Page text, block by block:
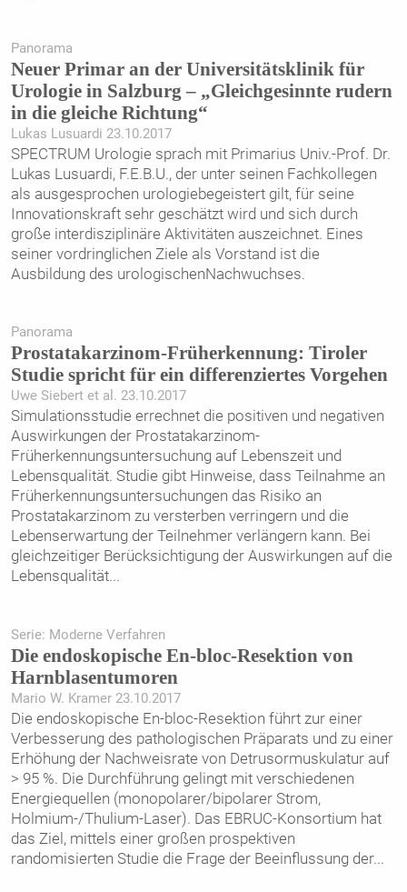
Panorama
Neuer Primar an der Universitätsklinik für
Urologie in Salzburg – „Gleichgesinnte rudern
in die gleiche Richtung“
Lukas Lusuardi 23.10.2017
SPECTRUM Urologie sprach mit Primarius Univ.-Prof. Dr.
Lukas Lusuardi, F.E.B.U., der unter seinen Fachkollegen
als ausgesprochen urologiebegeistert gilt, für seine
Innovationskraft sehr geschätzt wird und sich durch
große interdisziplinäre Aktivitäten auszeichnet. Eines
seiner vordringlichen Ziele als Vorstand ist die
Ausbildung des urologischenNachwuchses.
Panorama
Prostatakarzinom-Früherkennung: Tiroler
Studie spricht für ein differenziertes Vorgehen
Uwe Siebert et al. 23.10.2017
Simulationsstudie errechnet die positiven und negativen
Auswirkungen der Prostatakarzinom-
Früherkennungsuntersuchung auf Lebenszeit und
Lebensqualität. Studie gibt Hinweise, dass Teilnahme an
Früherkennungsuntersuchungen das Risiko an
Prostatakarzinom zu versterben verringern und die
Lebenserwartung der Teilnehmer verlängern kann. Bei
gleichzeitiger Berücksichtigung der Auswirkungen auf die
Lebensqualität...
Serie: Moderne Verfahren
Die endoskopische En-bloc-Resektion von
Harnblasentumoren
Mario W. Kramer 23.10.2017
Die endoskopische En-bloc-Resektion führt zur einer
Verbesserung des pathologischen Präparats und zu einer
Erhöhung der Nachweisrate von Detrusormuskulatur auf
> 95 %. Die Durchführung gelingt mit verschiedenen
Energiequellen (monopolarer/bipolarer Strom,
Holmium-/Thulium-Laser). Das EBRUC-Konsortium hat
das Ziel, mittels einer großen prospektiven
randomisierten Studie die Frage der Beeinflussung der...